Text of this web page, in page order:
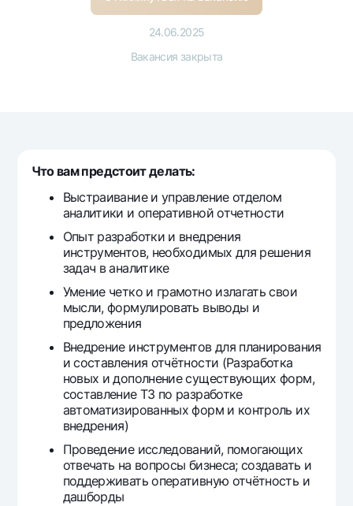
До востребования USD
Золотой депозит
Часто задаваемые вопросы
Ищите по сайту
Найти
Полезные ссылки
Часто задаваемые вопросы
Пресс-центр
Офисы и банкоматы
Согласие на обработку персональных данных
Следите за нами в соцсетях
Контакт-центр
+998 78 148-00-101344
24.06.2025
Вакансия закрыта
Что вам предстоит делать:
Выстраивание и управление отделом
аналитики и оперативной отчетности
Опыт разработки и внедрения
инструментов, необходимых для решения
задач в аналитике
Умение четко и грамотно излагать свои
мысли, формулировать выводы и
предложения
Внедрение инструментов для планирования
и составления отчётности (Разработка
новых и дополнение существующих форм,
составление ТЗ по разработке
автоматизированных форм и контроль их
внедрения)
Проведение исследований, помогающих
отвечать на вопросы бизнеса; создавать и
поддерживать оперативную отчётность и
дашборды